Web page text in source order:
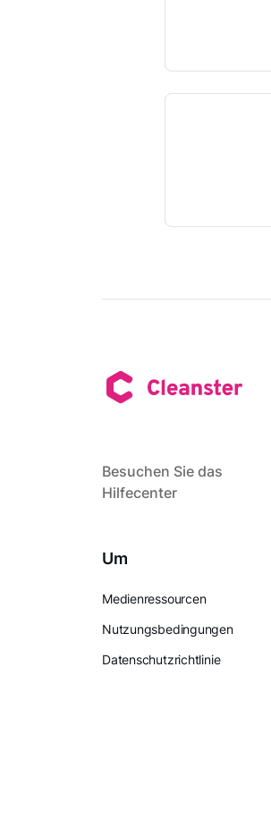
Besuchen Sie das
Hilfecenter
Um
Medienressourcen
Nutzungsbedingungen
Datenschutzrichtlinie